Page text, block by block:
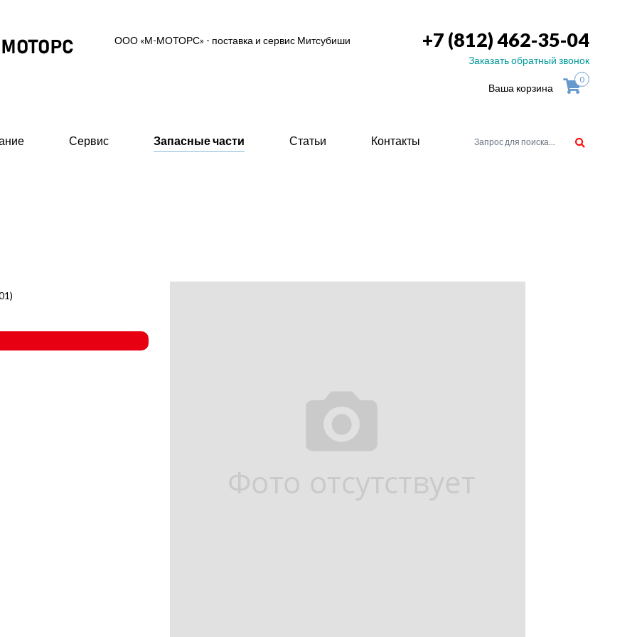
ООО «М-МОТОРС» - поставка и сервис Митсубиши +7 (812) 462-35-04
Заказать обратный звонок
Ваша корзина
0
исполнения 0,4 кВ
двигателей
Сервис Запасные части Статьи Контакты